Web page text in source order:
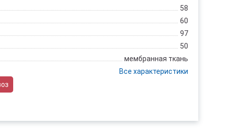
58
60
97
50
мембранная ткань
Все характеристики